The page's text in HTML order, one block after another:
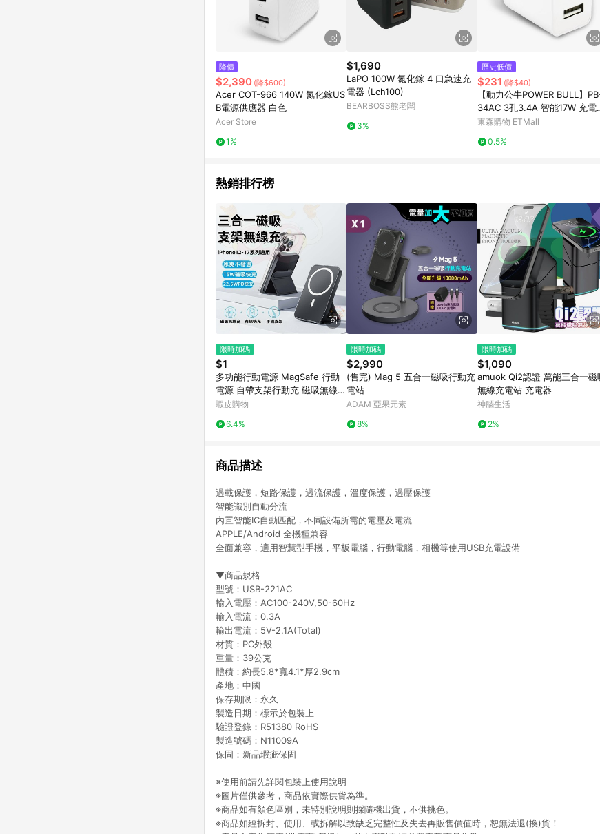
降價
$2,390 (降$600)
Acer COT-966 140W 氮化鎵US
B電源供應器 白色
Acer Store
1%
$1,690
LaPO 100W 氮化鎵 4 口急速充
電器 (Lch100)
BEARBOSS熊老闆
3%
歷史低價
$231 (降$40)
【動力公牛POWER BULL】
34AC 3孔3.4A 智能17W 充電
(國際電壓 防火 充電頭)
東森購物 ETMall
0.5%
熱銷排行榜
限時加碼
$1
多功能行動電源 MagSafe 行動
電源 自帶支架行動充 磁吸無線充
22.5W快充 大容量行充 移動電
蝦皮購物
6.4%
限時加碼
$2,990
(售完) Mag 5 五合一磁吸行動充
電站
ADAM 亞果元素
8%
限時加碼
$1,090
amuok Qi2認證 萬能三合一磁
無線充電站 充電器
神腦生活
2%
商品描述
過載保護，短路保護，過流保護，溫度保護，過壓保護
智能識別自動分流
內置智能IC自動匹配，不同設備所需的電壓及電流
APPLE/Android 全機種兼容
全面兼容，適用智慧型手機，平板電腦，行動電腦，相機等使用USB充電設備
▼商品規格
型號：USB-221AC
輸入電壓：AC100-240V,50-60Hz
輸入電流：0.3A
輸出電流：5V-2.1A(Total)
材質：PC外殼
重量：39公克
體積：約長5.8*寬4.1*厚2.9cm
產地：中國
保存期限：永久
製造日期：標示於包裝上
驗證登錄：R51380 RoHS
製造號碼：N11009A
保固：新品瑕疵保固
※使用前請先詳閱包裝上使用說明
※圖片僅供參考，商品依實際供貨為準。
※商品如有顏色區別，未特別說明則採隨機出貨，不供挑色。
※商品如經拆封、使用、或拆解以致缺乏完整性及失去再販售價值時，恕無法退(換)貨！